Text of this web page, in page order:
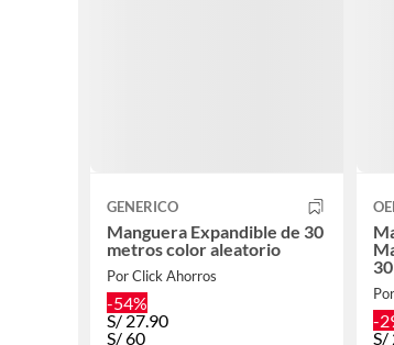
GENERICO
Manguera Expandible de 30
metros color aleatorio
Por Click Ahorros
-54%
S/27.90
S/60
-
S/